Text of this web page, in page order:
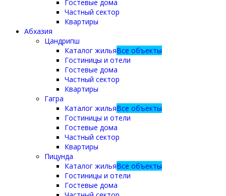
Гостевые дома
Частный сектор
Квартиры
Абхазия
Цандрипш
Каталог жильяВсе объекты
Гостиницы и отели
Гостевые дома
Частный сектор
Квартиры
Гагра
Каталог жильяВсе объекты
Гостиницы и отели
Гостевые дома
Частный сектор
Квартиры
Пицунда
Каталог жильяВсе объекты
Гостиницы и отели
Гостевые дома